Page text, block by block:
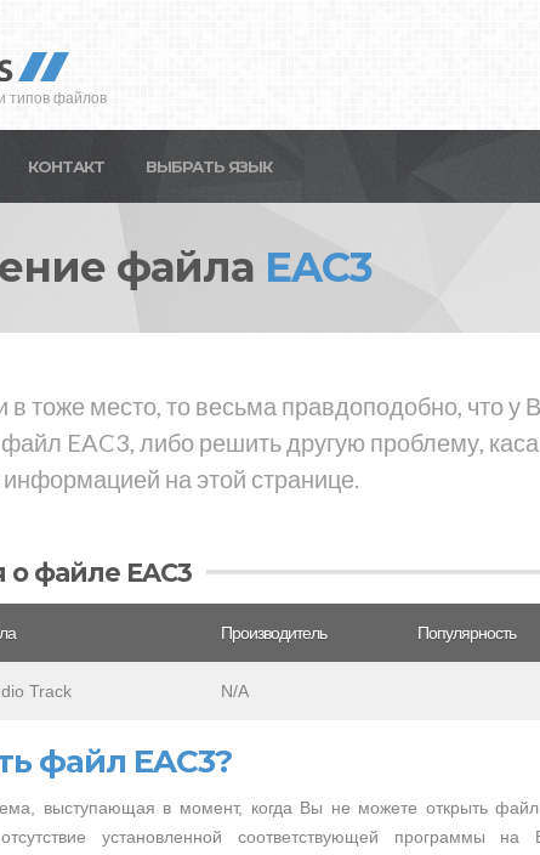
типов файлов
КОНТАКТ ВЫБРАТЬ ЯЗЫК
файла EAC3
тоже место, то весьма правдоподобно, что
файл EAC3, либо решить другую проблему,
информацией на этой странице.
файле EAC3
Производитель Популярность
Track N/A
файл EAC3?
выступающая в момент, когда Вы не можете открыть
установленной соответствующей программы на